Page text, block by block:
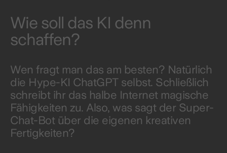
Wie soll das KI denn
schaffen?
Wen fragt man das am besten? Natürlich
die Hype-KI ChatGPT selbst. Schließlich
schreibt ihr das halbe Internet magische
Fähigkeiten zu. Also, was sagt der Super-
Chat-Bot über die eigenen kreativen
Fertigkeiten?